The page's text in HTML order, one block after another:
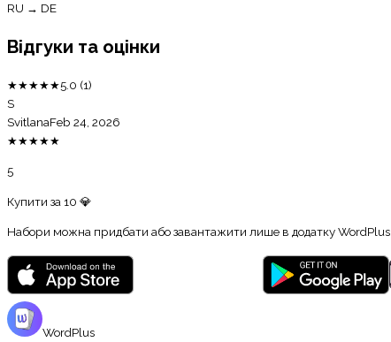
RU → DE
Відгуки та оцінки
★★★★★5.0 (1)
S
SvitlanaFeb 24, 2026
★★★★★
5
Купити за 10 💎
Набори можна придбати або завантажити лише в додатку WordPlus.
WordPlus